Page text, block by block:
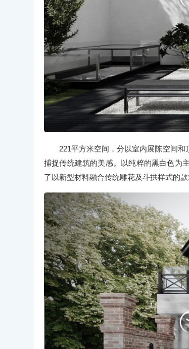
221平方米空间，分以室内展陈空间
捕捉传统建筑的美感。以纯粹的黑白色为
了以新型材料融合传统雕花及斗拱样式的